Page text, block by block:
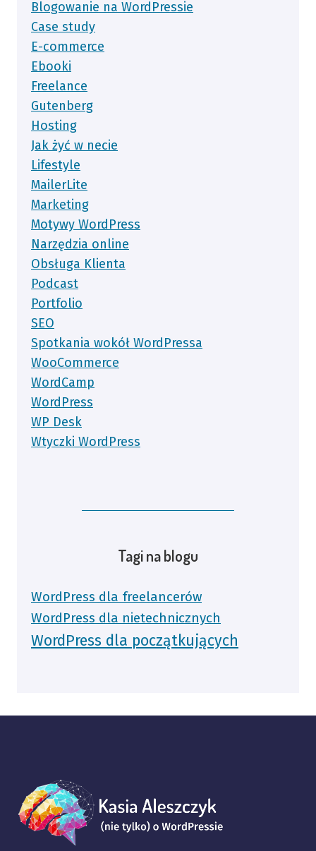
Blogowanie na WordPressie
Case study
E-commerce
Ebooki
Freelance
Gutenberg
Hosting
Jak żyć w necie
Lifestyle
MailerLite
Marketing
Motywy WordPress
Narzędzia online
Obsługa Klienta
Podcast
Portfolio
SEO
Spotkania wokół WordPressa
WooCommerce
WordCamp
WordPress
WP Desk
Wtyczki WordPress
Tagi na blogu
WordPress dla freelancerów
WordPress dla nietechnicznych
WordPress dla początkujących